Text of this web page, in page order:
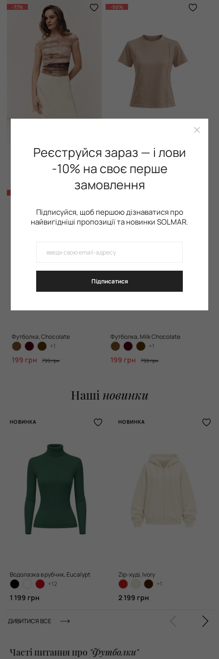
-77%
Футболка, Chocolate
849 грн
-50%
499 грн 999 грн
Футболка, Chocolate
+1
199 грн 799 грн
Футболка, Milk Chocolate
+1
199 грн 799 грн
Наші новинки
ДИВИТИСЯ ВСЕ
НОВИНКА
Водолазка в рубчик, Eucalypt
+12
1 199 грн
НОВИНКА
Zip-худі, Ivory
+1
2 199 грн
Часті питання про "Футболки"
Реєструйся зараз — і лови
-10% на своє перше
замовлення
Підписуйся, щоб першою дізнаватися про
найвигідніші пропозиції та новинки SOLMAR.
Підписатися